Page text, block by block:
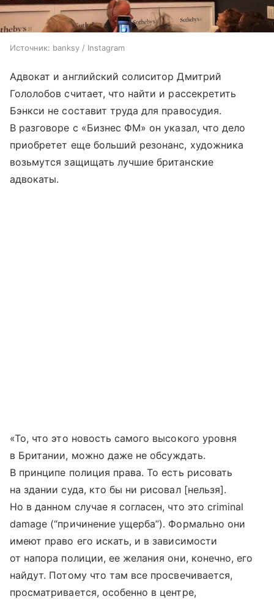
Источник: banksy / Instagram
Адвокат и английский солиситор Дмитрий
Гололобов считает, что найти и рассекретить
Бэнкси не составит труда для правосудия.
В разговоре с «Бизнес ФМ» он указал, что дело
приобретет еще больший резонанс, художника
возьмутся защищать лучшие британские
адвокаты.
«То, что это новость самого высокого уровня
в Британии, можно даже не обсуждать.
В принципе полиция права. То есть рисовать
на здании суда, кто бы ни рисовал [нельзя].
Но в данном случае я согласен, что это criminal
damage (“причинение ущерба”). Формально они
имеют право его искать, и в зависимости
от напора полиции, ее желания они, конечно, его
найдут. Потому что там все просвечивается,
просматривается, особенно в центре,